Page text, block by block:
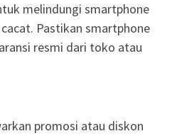
melindungi smartphone
Pastikan smartphone
resmi dari toko atau
promosi atau diskon